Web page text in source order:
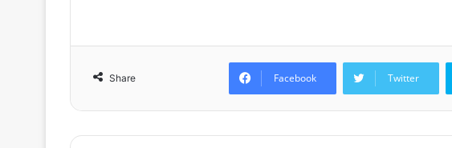
Share Facebook Twitter